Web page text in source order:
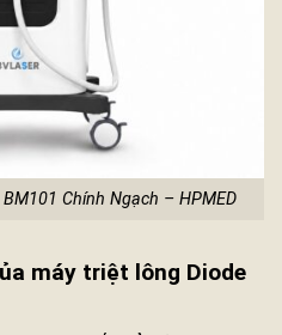
Chính Ngạch – HPMED
máy triệt lông Diode